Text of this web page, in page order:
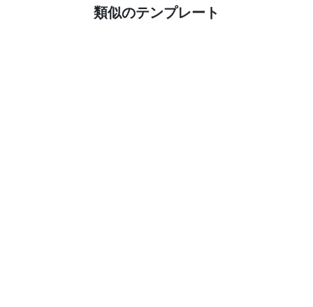
類似のテンプレート
詳しくはこちら